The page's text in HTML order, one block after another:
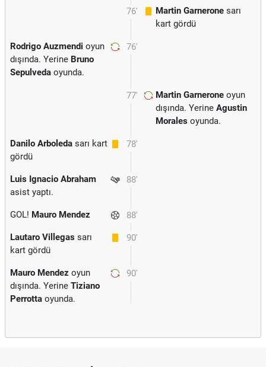
76' Martin Garnerone sarı
kart gördü
76'
Rodrigo Auzmendi oyun
dışında. Yerine Bruno
Sepulveda oyunda.
77' Martin Garnerone oyun
dışında. Yerine Agustin
Morales oyunda.
78'
Danilo Arboleda sarı kart
gördü
88'
Luis Ignacio Abraham
asist yaptı.
88'
GOL! Mauro Mendez
90'
Lautaro Villegas sarı
kart gördü
90'
Mauro Mendez oyun
dışında. Yerine Tiziano
Perrotta oyunda.